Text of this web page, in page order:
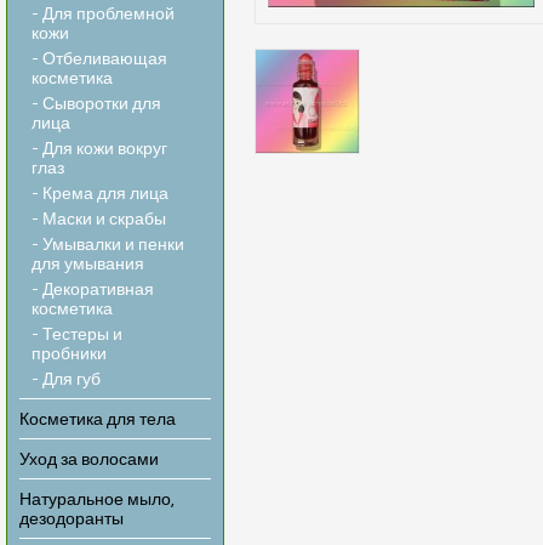
- Для проблемной
кожи
- Отбеливающая
косметика
- Сыворотки для
лица
- Для кожи вокруг
глаз
- Крема для лица
- Маски и скрабы
- Умывалки и пенки
для умывания
- Декоративная
косметика
- Тестеры и
пробники
- Для губ
Косметика для тела
Уход за волосами
Натуральное мыло,
дезодоранты